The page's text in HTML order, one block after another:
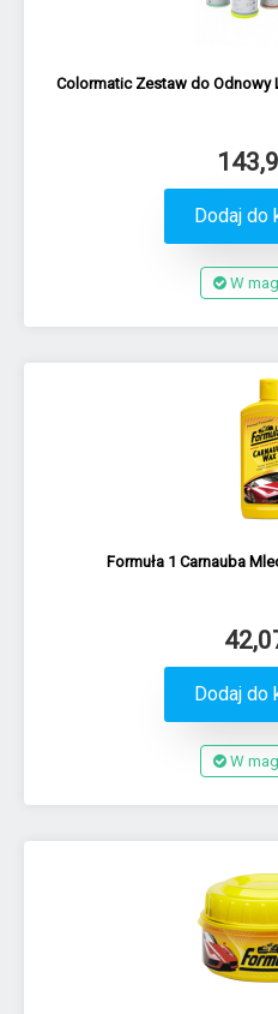
Colormatic Zestaw do Odnowy
Dodaj do
W
Formuła 1 Carnauba
Dodaj do
W